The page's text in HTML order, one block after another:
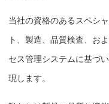
当社の資格のあるスペシ
ト、製造、品質検査、お
セス管理システムに基づ
現します。